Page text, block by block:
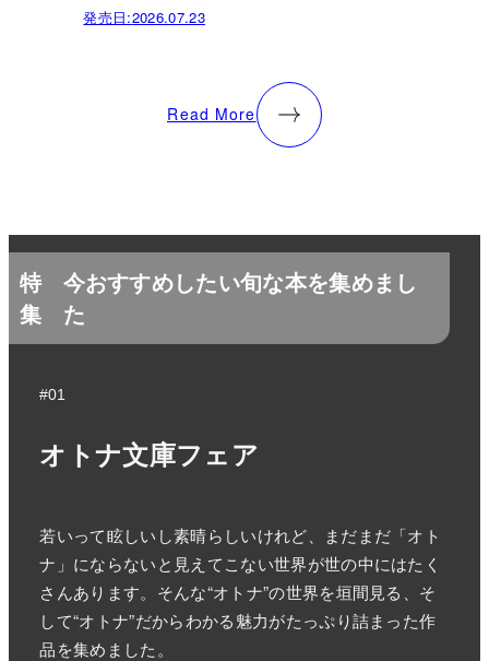
発売日:2026.07.23
Read More
特
集
今おすすめしたい旬な本を集めまし
た
#01
オトナ文庫フェア
若いって眩しいし素晴らしいけれど、まだまだ「オト
ナ」にならないと見えてこない世界が世の中にはたく
さんあります。そんな“オトナ”の世界を垣間見る、そ
して“オトナ”だからわかる魅力がたっぷり詰まった作
品を集めました。